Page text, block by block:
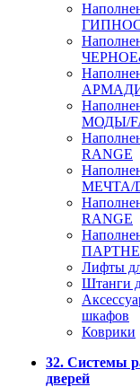
МОДЫ/
RANGE
МЕЧТА/
RANGE
Лифты
Штанги
шкафов
Коврики
32. Системы
дверей